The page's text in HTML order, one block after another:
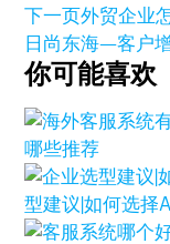
下一页外贸企业
日 尚东海—客户
你可能喜欢
哪些推荐
型建议|如何选择